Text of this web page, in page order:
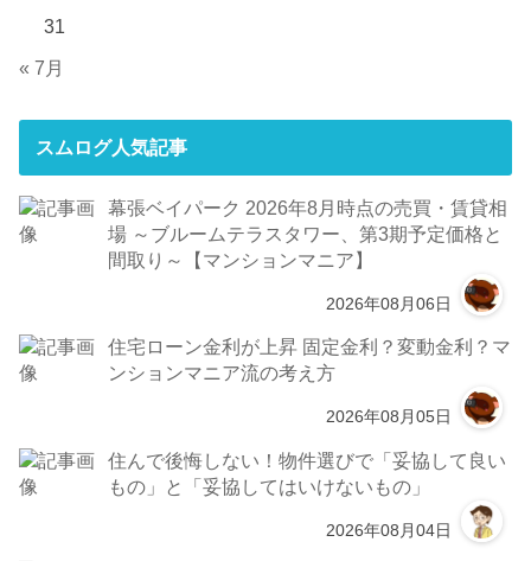
31
« 7月
スムログ人気記事
幕張ベイパーク 2026年8月時点の売買・賃貸相
場 ～ブルームテラスタワー、第3期予定価格と
間取り～【マンションマニア】
2026年08月06日
住宅ローン金利が上昇 固定金利？変動金利？マ
ンションマニア流の考え方
2026年08月05日
住んで後悔しない！物件選びで「妥協して良い
もの」と「妥協してはいけないもの」
2026年08月04日